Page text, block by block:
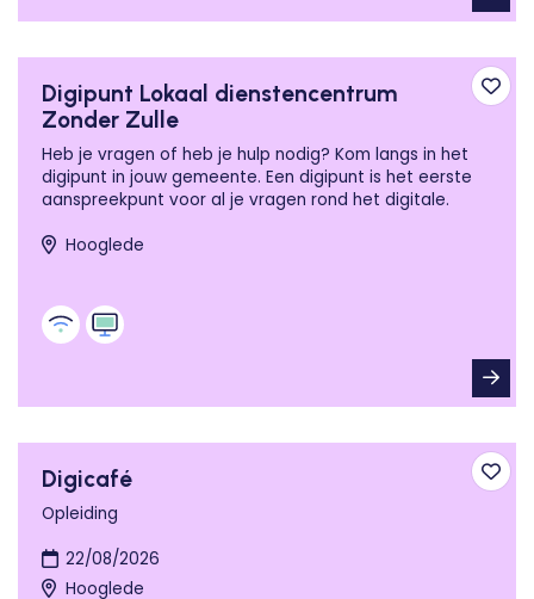
Digipunt Lokaal dienstencentrum
Zonder Zulle
Heb je vragen of heb je hulp nodig? Kom langs in het
digipunt in jouw gemeente. Een digipunt is het eerste
aanspreekpunt voor al je vragen rond het digitale.
Hooglede
Digicafé
Opleiding
22/08/2026
Hooglede